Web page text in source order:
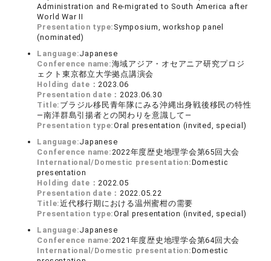
Administration and Re-migrated to South America after
World War II
Presentation type: Symposium, workshop panel
(nominated)
Language:Japanese
Conference name:海域アジア・オセアニア研究プロジ
ェクト東京都立大学拠点講演会
Holding date：2023.06
Presentation date：2023.06.30
Title: ブラジル移民青年隊にみる沖縄出身戦後移民の特性
―南洋群島引揚者との関わりを意識して―
Presentation type:Oral presentation (invited, special)
Language:Japanese
Conference name:2022年度歴史地理学会第65回大会
International/Domestic presentation:Domestic
presentation
Holding date：2022.05
Presentation date：2022.05.22
Title:近代移行期における温州蜜柑の需要
Presentation type:Oral presentation (invited, special)
Language:Japanese
Conference name:2021年度歴史地理学会第64回大会
International/Domestic presentation:Domestic